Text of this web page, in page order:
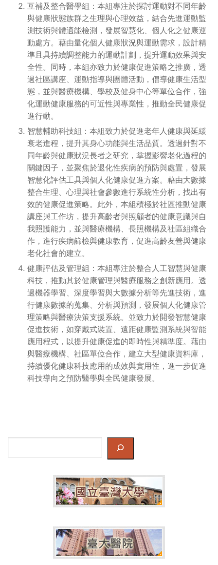
互補及整合醫學組：本組專注於探討運動對不同年齡
與健康狀態族群之生理與心理效益，結合先進運動監
測技術與體適能檢測，發展智慧化、個人化之健康運
動處方。藉由量化個人健康狀況與運動需求，設計精
準且具持續調整能力的運動計劃，提升運動效果與安
全性。同時，本組亦致力於健康促進策略之推廣，透
過社區講座、運動指導與團體活動，倡導健康生活型
態，並與醫療機構、學校及健身中心等單位合作，強
化運動健康服務的可近性與專業性，推動全民健康促
進行動。
智慧輔助科技組：本組致力於促進老年人健康與延緩
衰老進程，提升其身心功能與生活品質。透過針對不
同年齡與健康狀況長者之研究，掌握影響老化過程的
關鍵因子，並聚焦於退化性疾病的預防與處置，發展
智慧化評估工具與個人化健康促進方案。藉由大數據
整合生理、心理與社會參數進行系統性分析，找出有
效的健康促進策略。此外，本組積極於社區推動健康
講座與工作坊，提升高齡者與照顧者的健康意識與自
我照護能力，並與醫療機構、長照機構及社區組織合
作，進行疾病篩檢與健康教育，促進高齡友善與健康
老化社會的建立。
健康評估及管理組：本組專注於整合人工智慧與健康
科技，推動其於健康管理與醫療服務之創新應用。透
過機器學習、深度學習與大數據分析等先進技術，進
行健康數據的蒐集、分析與預測，發展個人化健康管
理策略與醫療決策支援系統。並致力於開發智慧健康
促進技術，如穿戴式裝置、遠距健康監測系統與智能
應用程式，以提升健康促進的即時性與精準度。藉由
與醫療機構、社區單位合作，建立大型健康資料庫，
持續優化健康科技應用的成效與實用性，進一步促進
科技導向之預防醫學與全民健康發展。